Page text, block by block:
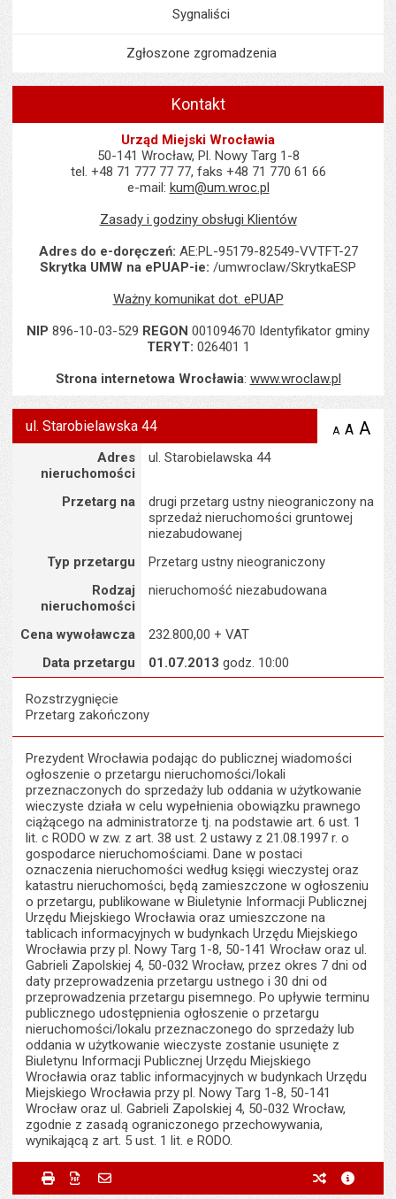
Sygnaliści
Zgłoszone zgromadzenia
Kontakt
Urząd Miejski Wrocławia
50-141 Wrocław, Pl. Nowy Targ 1-8
tel. +48 71 777 77 77, faks +48 71 770 61 66
e-mail: kum@um.wroc.pl
Zasady i godziny obsługi Klientów
Adres do e-doręczeń: AE:PL-95179-82549-VVTFT-27
Skrytka UMW na ePUAP-ie: /umwroclaw/SkrytkaESP
Ważny komunikat dot. ePUAP
NIP 896-10-03-529 REGON 001094670 Identyfikator gminy
TERYT: 026401 1
Strona internetowa Wrocławia: www.wroclaw.pl
ul. Starobielawska 44 A zmniejsz
A A
Adres
nieruchomości
ul. Starobielawska 44
Przetarg na
drugi przetarg ustny nieograniczony na
sprzedaż nieruchomości gruntowej
niezabudowanej
Typ przetargu
Przetarg ustny nieograniczony
Rodzaj
nieruchomości
nieruchomość niezabudowana
Cena wywoławcza
232.800,00 + VAT
Data przetargu
01.07.2013 godz. 10:00
Rozstrzygnięcie
Przetarg zakończony
Prezydent Wrocławia podając do publicznej wiadomości
ogłoszenie o przetargu nieruchomości/lokali
przeznaczonych do sprzedaży lub oddania w użytkowanie
wieczyste działa w celu wypełnienia obowiązku prawnego
ciążącego na administratorze tj. na podstawie art. 6 ust. 1
lit. c RODO w zw. z art. 38 ust. 2 ustawy z 21.08.1997 r. o
gospodarce nieruchomościami. Dane w postaci
oznaczenia nieruchomości według księgi wieczystej oraz
katastru nieruchomości, będą zamieszczone w ogłoszeniu
o przetargu, publikowane w Biuletynie Informacji Publicznej
Urzędu Miejskiego Wrocławia oraz umieszczone na
tablicach informacyjnych w budynkach Urzędu Miejskiego
Wrocławia przy pl. Nowy Targ 1-8, 50-141 Wrocław oraz ul.
Gabrieli Zapolskiej 4, 50-032 Wrocław, przez okres 7 dni od
daty przeprowadzenia przetargu ustnego i 30 dni od
przeprowadzenia przetargu pisemnego. Po upływie terminu
publicznego udostępnienia ogłoszenie o przetargu
nieruchomości/lokalu przeznaczonego do sprzedaży lub
oddania w użytkowanie wieczyste zostanie usunięte z
Biuletynu Informacji Publicznej Urzędu Miejskiego
Wrocławia oraz tablic informacyjnych w budynkach Urzędu
Miejskiego Wrocławia przy pl. Nowy Targ 1-8, 50-141
Wrocław oraz ul. Gabrieli Zapolskiej 4, 50-032 Wrocław,
zgodnie z zasadą ograniczonego przechowywania,
wynikającą z art. 5 ust. 1 lit. e RODO.
Metryczka
Wytworzył:
Powiadom znajomego
Powiadom znajomego
Twoje imię i nazwisko
Drukuj Zapisz do PDF poprzednie